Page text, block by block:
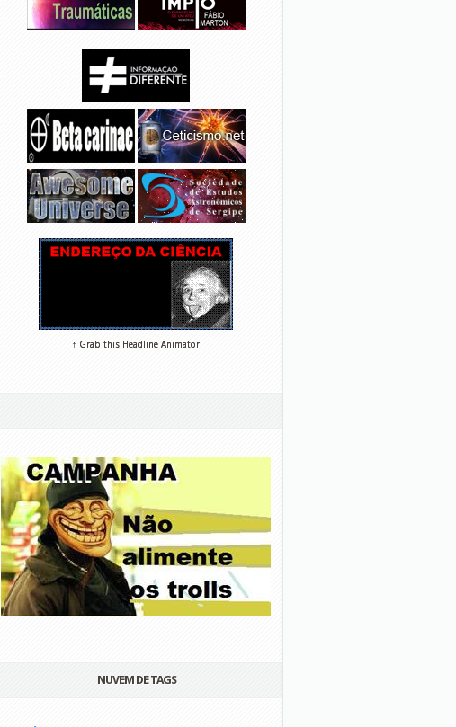
↑ Grab this Headline Animator
NUVEM DE TAGS